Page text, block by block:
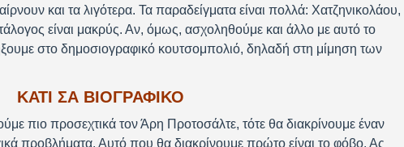
και τα λιγότερα. Τα παραδείγματα είναι πολλά: Χατζηνικολάου,
είναι μακρύς. Αν, όμως, ασχοληθούμε και άλλο με αυτό το
στο δημοσιογραφικό κουτσομπολιό, δηλαδή στη μίμηση των
ΚΑΤΙ ΣΑ ΒΙΟΓΡΑΦΙΚΟ
πιο προσεχτικά τον Άρη Προτοσάλτε, τότε θα διακρίνουμε έναν
προβλήματα. Αυτό που θα διακρίνουμε πρώτο είναι το φόβο. Ας